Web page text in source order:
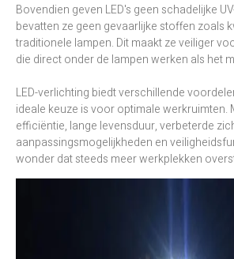
Bovendien geven LED's geen schadelijke
bevatten ze geen gevaarlijke stoffen zoals
traditionele lampen. Dit maakt ze veiliger
die direct onder de lampen werken als het
LED-verlichting biedt verschillende
ideale keuze is voor optimale werkruimten.
efficiëntie, lange levensduur, verbeterde
aanpassingsmogelijkheden en
wonder dat steeds meer werkplekken